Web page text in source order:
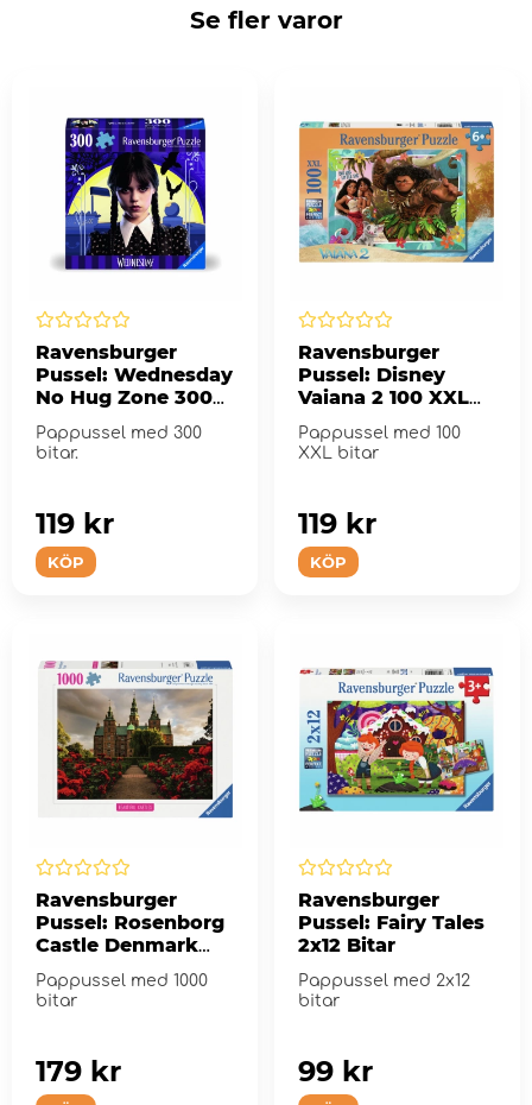
Se fler varor
Ravensburger
Pussel: Wednesday
No Hug Zone 300
Pappussel med 300
bitar.
KÖP
119 kr
Ravensburger
Pussel: Disney
Vaiana 2 100 XXL
Pappussel med 100
XXL bitar
KÖP
119 kr
Ravensburger
Pussel: Rosenborg
Castle Denmark
1000 Bitar
Pappussel med 1000
bitar
179 kr
Ravensburger
Pussel: Fairy Tales
2x12 Bitar
Pappussel med 2x12
bitar
99 kr